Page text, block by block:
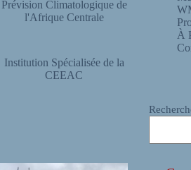
Prévision Climatologique de
l'Afrique Centrale
Institution Spécialisée de la
CEEAC
À